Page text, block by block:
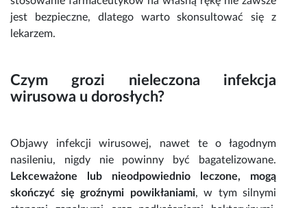
jest bezpieczne, dlatego warto skonsultować się z
lekarzem.
Czym grozi nieleczona infekcja
wirusowa u dorosłych?
Objawy infekcji wirusowej, nawet te o łagodnym
nasileniu, nigdy nie powinny być bagatelizowane.
Lekceważone lub nieodpowiednio leczone, mogą
skończyć się groźnymi powikłaniami, w tym silnymi